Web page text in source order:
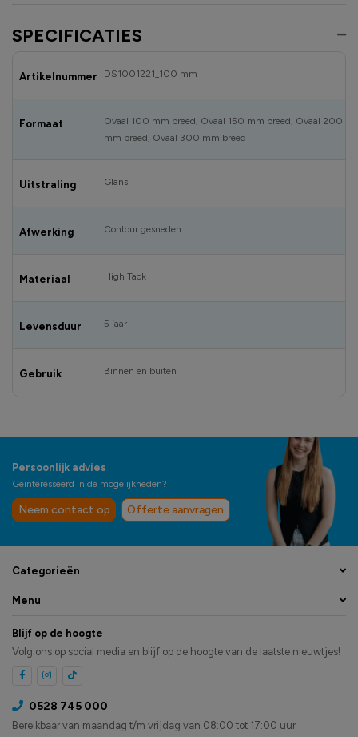
SPECIFICATIES
Artikelnummer DS1001221_100 mm
Formaat
Ovaal 100 mm breed, Ovaal 150 mm breed, Ovaal 200
mm breed, Ovaal 300 mm breed
Uitstraling Glans
Afwerking Contour gesneden
Materiaal High Tack
Levensduur 5 jaar
Gebruik Binnen en buiten
Persoonlijk advies
Geïnteresseerd in de mogelijkheden?
Neem contact op Offerte aanvragen
Categorieën
Menu
Blijf op de hoogte
Volg ons op social media en blijf op de hoogte van de laatste nieuwtjes!
0528 745 000
Bereikbaar van maandag t/m vrijdag van 08:00 tot 17:00 uur